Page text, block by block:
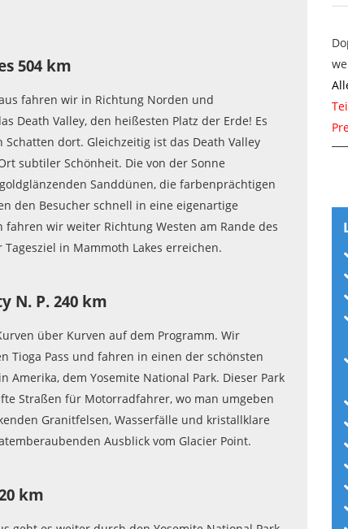
504 km
aus fahren wir in Richtung Norden und
Death Valley, den heißesten Platz der Erde! Es
Schatten dort. Gleichzeitig ist das Death Valley
subtiler Schönheit. Die von der Sonne
Sanddünen, die farbenprächtigen
den Besucher schnell in eine eigenartige
wir weiter Richtung Westen am Rande des
in Mammoth Lakes erreichen.
N. P. 240 km
über Kurven auf dem Programm. Wir
Tioga Pass und fahren in einen der schönsten
Amerika, dem Yosemite National Park. Dieser Park
Straßen für Motorradfahrer, wo man umgeben
Granitfelsen, Wasserfälle und kristallklare
Ausblick vom Glacier Point.
km